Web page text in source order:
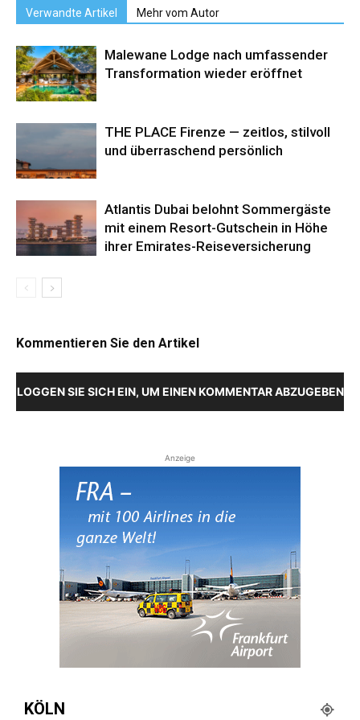
Verwandte Artikel Mehr vom Autor
Malewane Lodge nach umfassender
Transformation wieder eröffnet
THE PLACE Firenze — zeitlos, stilvoll
und überraschend persönlich
Atlantis Dubai belohnt Sommergäste
mit einem Resort-Gutschein in Höhe
ihrer Emirates-Reiseversicherung
Kommentieren Sie den Artikel
LOGGEN SIE SICH EIN, UM EINEN KOMMENTAR ABZUGEBEN
Anzeige
KÖLN